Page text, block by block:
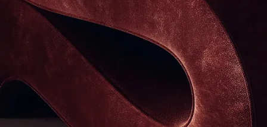
Мы проектируем и реализуем частные и коммерческие
интерьеры, доводя каждый проект до полностью завершенного
35
Проекты БАЛКОН отмечены профессиональными
премиями, подтверждающими уровень и качество нашей
работы.